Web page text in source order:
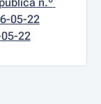
05-22
22